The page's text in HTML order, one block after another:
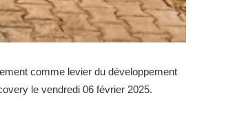
comme levier du développement
le vendredi 06 février 2025.